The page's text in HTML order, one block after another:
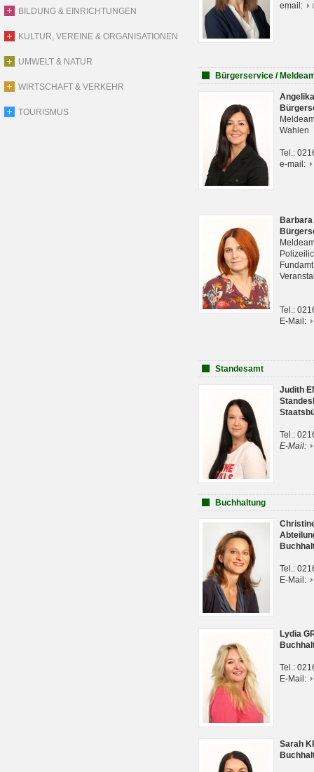
BILDUNG & EINRICHTUNGEN
KULTUR, VEREINE & ORGANISATIONEN
UMWELT & NATUR
WIRTSCHAFT & VERKEHR
TOURISMUS
email:
Bürgerservice /
Wahlen
Tel.:
e-mail:
Tel.:
E-Mail:
Standesamt
Judith
Tel.:
E-Mail:
Buchhaltung
Tel.:
E-Mail:
Lydia
Tel.:
E-Mail:
Sarah